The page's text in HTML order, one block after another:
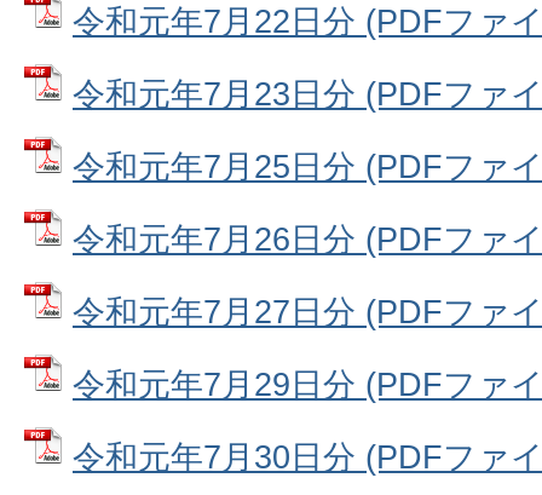
令和元年7月22日分 (PDFファ
令和元年7月23日分 (PDFファ
令和元年7月25日分 (PDFファ
令和元年7月26日分 (PDFファ
令和元年7月27日分 (PDFファ
令和元年7月29日分 (PDFファ
令和元年7月30日分 (PDFファ